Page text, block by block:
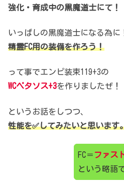
強化・育成中の黒魔道士にて！
いっぱしの黒魔道士になる為に
精霊FC用の装備を作ろう！
って事でエンピ装束119+3の
WCペタソス+3を作りましたぜ！
というお話をしつつ、
性能を✅してみたいと思います
FC＝ ファス
という略語